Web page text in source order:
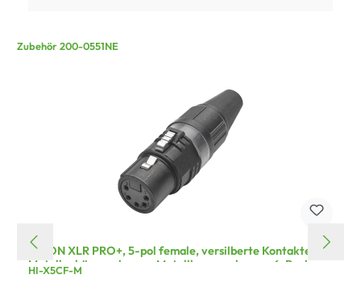
Zubehör 200-0551NE
HICON XLR PRO+, 5-pol female, versilberte Kontakte,
Metallgehäuse schwarz, Metallkappe schwarz, 6-Backen-
Spannzangen-Zugentlastung
HI-X5CF-M